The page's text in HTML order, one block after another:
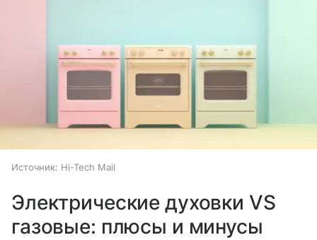
Источник: Hi-Tech Mail
Электрические духовки VS
газовые: плюсы и минусы